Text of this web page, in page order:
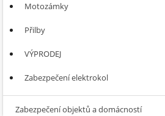
Motozámky
Přilby
VÝPRODEJ
Zabezpečení elektrokol
Zabezpečení objektů a domácností